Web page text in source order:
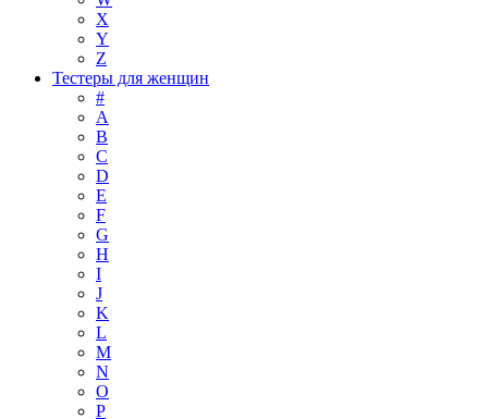
X
Y
Z
Тестеры для женщин
#
A
B
C
D
E
F
G
H
I
J
K
L
M
N
O
P